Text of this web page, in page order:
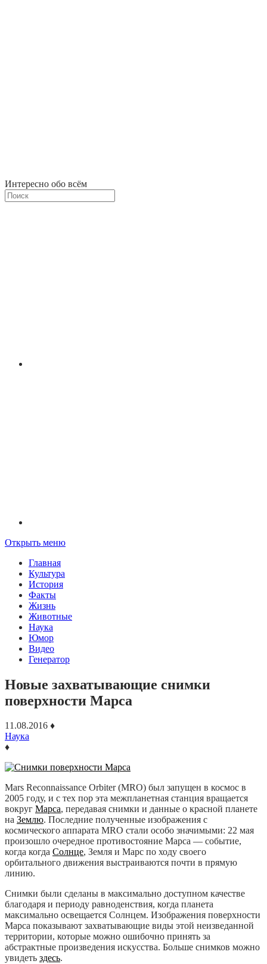
Интересно обо всём
Открыть меню
Главная
Культура
История
Факты
Жизнь
Животные
Наука
Юмор
Видео
Генератор
Новые захватывающие снимки
поверхности Марса
11.08.2016 ♦
Наука
♦
Mars Reconnaissance Orbiter (MRO) был запущен в космос в
2005 году, и с тех пор эта межпланетная станция вращается
вокруг Марса, передавая снимки и данные о красной планете
на Землю. Последние полученные изображения с
космического аппарата MRO стали особо значимыми: 22 мая
произошло очередное противостояние Марса — событие,
когда когда Солнце, Земля и Марс по ходу своего
орбитального движения выстраиваются почти в прямую
линию.
Снимки были сделаны в максимально доступном качестве
благодаря и периоду равноденствия, когда планета
максимально освещается Солнцем. Изображения поверхности
Марса показывают захватывающие виды этой неизведанной
территории, которые можно ошибочно принять за
абстрактные произведения искусства. Больше снимков можно
увидеть здесь.